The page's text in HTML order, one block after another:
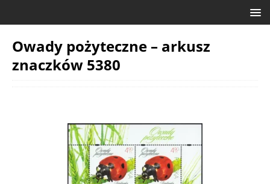
Owady pożyteczne – arkusz
znaczków 5380